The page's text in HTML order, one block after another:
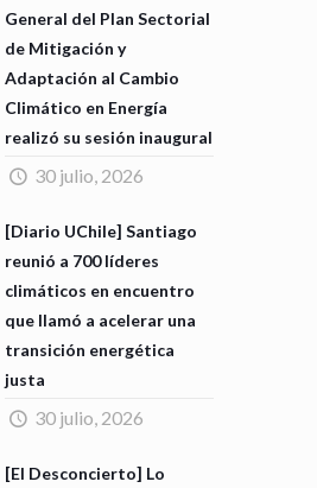
General del Plan Sectorial
de Mitigación y
Adaptación al Cambio
Climático en Energía
realizó su sesión inaugural
30 julio, 2026
[Diario UChile] Santiago
reunió a 700 líderes
climáticos en encuentro
que llamó a acelerar una
transición energética
justa
30 julio, 2026
[El Desconcierto] Lo